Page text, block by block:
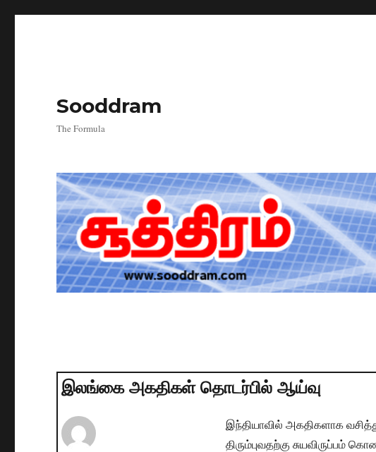
Sooddram
The Formula
இலங்கை அகதிகள் தொடர்பில் ஆய்வு
இந்தியாவில் அகதிகளாக
திரும்புவதற்கு